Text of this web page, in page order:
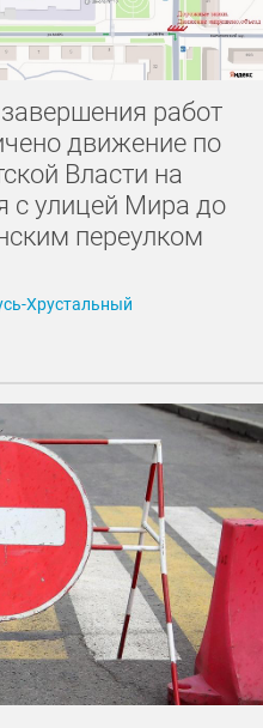
работ
движение по
Власти на
с улицей Мира до
переулком
Хрустальный